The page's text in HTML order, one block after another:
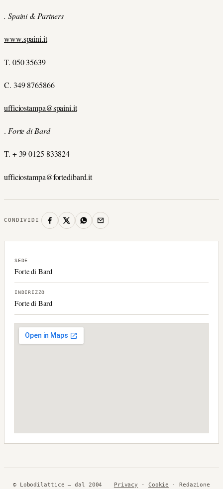
. Spaini & Partners
www.spaini.it
T. 050 35639
C. 349 8765866
ufficiostampa@spaini.it
. Forte di Bard
T. + 39 0125 833824
ufficiostampa@fortedibard.it
CONDIVIDI
SEDE
Forte di Bard
INDIRIZZO
Forte di Bard
© Lobodilattice — dal 2004 Privacy · Cookie · Redazione